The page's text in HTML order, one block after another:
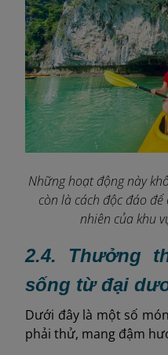
Những hoạt động này
còn là cách độc đáo
nhiên của khu
2.4. Thưởng
sống từ đại
Dưới đây là một số
phải thử, mang đậm